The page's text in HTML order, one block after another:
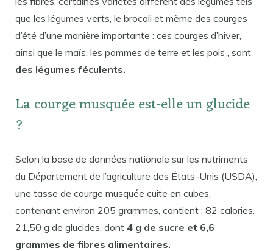
que les légumes verts, le brocoli et même des courges
d’été d’une manière importante : ces courges d’hiver,
ainsi que le maïs, les pommes de terre et les pois , sont
des légumes féculents.
La courge musquée est-elle un glucide
?
Selon la base de données nationale sur les nutriments
du Département de l’agriculture des États-Unis (USDA),
une tasse de courge musquée cuite en cubes,
contenant environ 205 grammes, contient : 82 calories.
21,50 g de glucides, dont 4 g de sucre et 6,6
grammes de fibres alimentaires.